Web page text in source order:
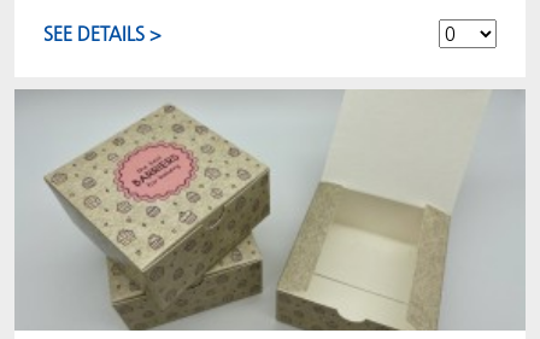
SEE DETAILS >